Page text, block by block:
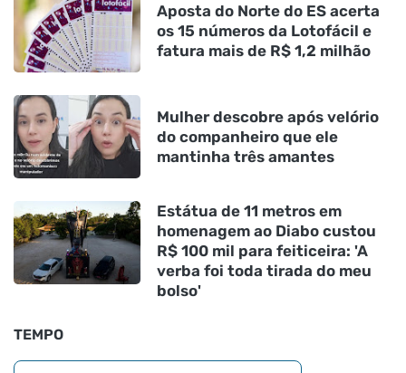
Aposta do Norte do ES acerta
os 15 números da Lotofácil e
fatura mais de R$ 1,2 milhão
Mulher descobre após velório
do companheiro que ele
mantinha três amantes
Estátua de 11 metros em
homenagem ao Diabo custou
R$ 100 mil para feiticeira: 'A
verba foi toda tirada do meu
bolso'
TEMPO